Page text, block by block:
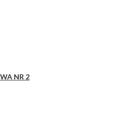
NR 2